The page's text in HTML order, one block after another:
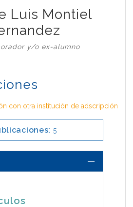
Luis Montiel
y/o ex-alumno
con otra institución de adscripción
5